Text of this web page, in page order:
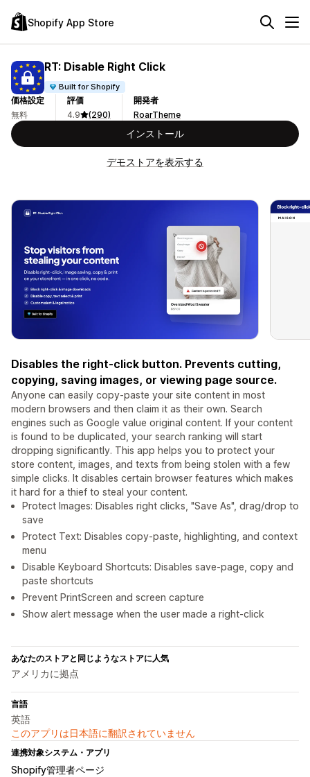
Shopify App Store
RT: Disable Right Click
Built for Shopify
価格設定
無料
評価
4.9
(290)
開発者
RoarTheme
インストール
デモストアを表示する
Disables the right-click button. Prevents cutting,
copying, saving images, or viewing page source.
Anyone can easily copy-paste your site content in most
modern browsers and then claim it as their own. Search
engines such as Google value original content. If your content
is found to be duplicated, your search ranking will start
dropping significantly. This app helps you to protect your
store content, images, and texts from being stolen with a few
simple clicks. It disables certain browser features which makes
it hard for a thief to steal your content.
Protect Images: Disables right clicks, "Save As", drag/drop to
save
Protect Text: Disables copy-paste, highlighting, and context
menu
Disable Keyboard Shortcuts: Disables save-page, copy and
paste shortcuts
Prevent PrintScreen and screen capture
Show alert message when the user made a right-click
あなたのストアと同じようなストアに人気
アメリカに拠点
言語
英語
このアプリは日本語に翻訳されていません
連携対象システム・アプリ
Shopify管理者ページ